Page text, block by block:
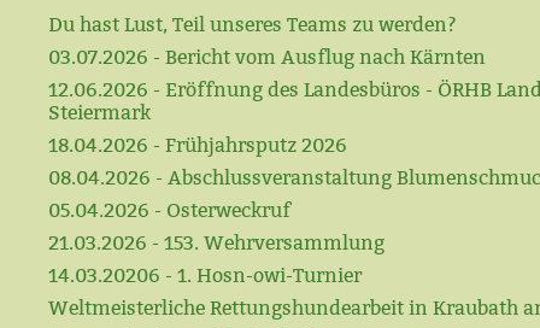
Du hast Lust, Teil unseres Teams zu werden?
03.07.2026 - Bericht vom Ausflug nach Kärnten
12.06.2026 - Eröffnung des Landesbüros - ÖRHB
Steiermark
18.04.2026 - Frühjahrsputz 2026
08.04.2026 - Abschlussveranstaltung
05.04.2026 - Osterweckruf
21.03.2026 - 153. Wehrversammlung
14.03.20206 - 1. Hosn-owi-Turnier
Weltmeisterliche Rettungshundearbeit in Kraubath